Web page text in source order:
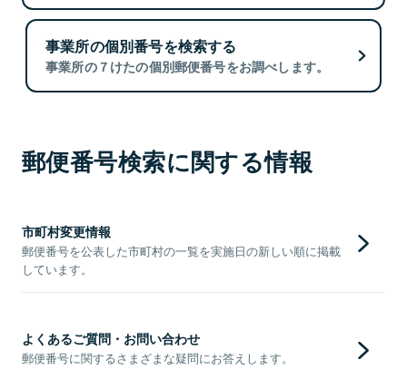
事業所の個別番号を検索する
事業所の７けたの個別郵便番号をお調べします。
郵便番号検索に関する情報
市町村変更情報
郵便番号を公表した市町村の一覧を実施日の新しい順に掲載
しています。
よくあるご質問・お問い合わせ
郵便番号に関するさまざまな疑問にお答えします。